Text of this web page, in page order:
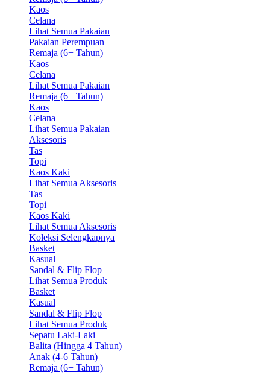
Kaos
Celana
Lihat Semua Pakaian
Pakaian Perempuan
Remaja (6+ Tahun)
Kaos
Celana
Lihat Semua Pakaian
Remaja (6+ Tahun)
Kaos
Celana
Lihat Semua Pakaian
Aksesoris
Tas
Topi
Kaos Kaki
Lihat Semua Aksesoris
Tas
Topi
Kaos Kaki
Lihat Semua Aksesoris
Koleksi Selengkapnya
Basket
Kasual
Sandal & Flip Flop
Lihat Semua Produk
Basket
Kasual
Sandal & Flip Flop
Lihat Semua Produk
Sepatu Laki-Laki
Balita (Hingga 4 Tahun)
Anak (4-6 Tahun)
Remaja (6+ Tahun)